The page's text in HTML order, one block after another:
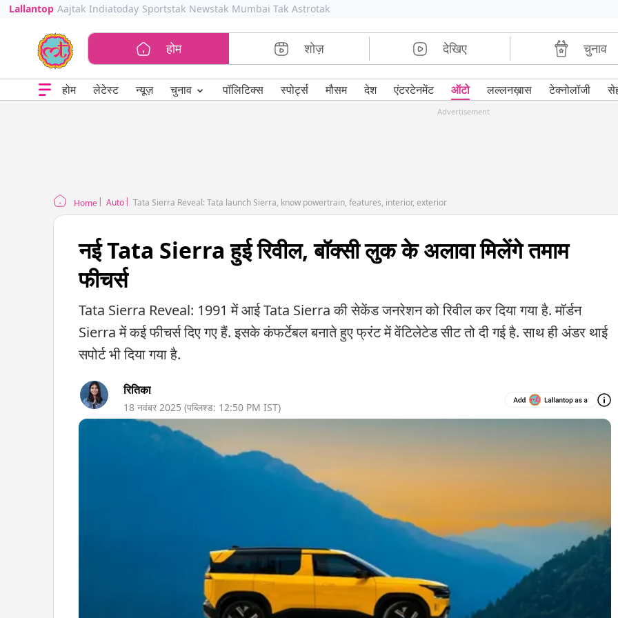
Lallantop Aajtak Indiatoday Sportstak Newstak Mumbai Tak Astrotak
होम शोज़ देखिए चुनाव
होम लेटेस्ट न्यूज़ चुनाव ⌄ पॉलिटिक्स स्पोर्ट्स मौसम देश एंटरटेनमेंट ऑटो लल्लनख़ास टेक्नोलॉजी
Advertisement
Home Auto Tata Sierra Reveal: Tata launch Sierra, know powertrain, features, interior, exterior
नई Tata Sierra हुई रिवील, बॉक्सी लुक के अलावा मिलेंगे तमाम
फीचर्स
Tata Sierra Reveal: 1991 में आई Tata Sierra की सेकेंड जनरेशन को रिवील कर दिया गया है. मॉर्डन
Sierra में कई फीचर्स दिए गए हैं. इसके कंफर्टेबल बनाते हुए फ्रंट में वेंटिलेटेड सीट तो दी गई है. साथ ही अंडर थाई
सपोर्ट भी दिया गया है.
रितिका
18 नवंबर 2025 (पब्लिश्ड: 12:50 PM IST)